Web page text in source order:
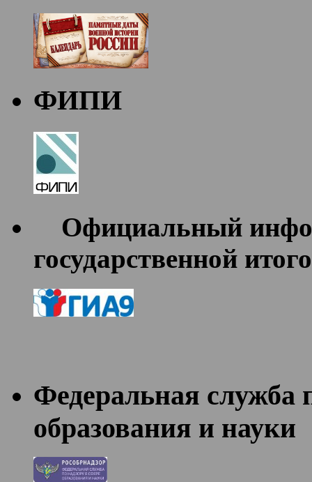
ФИПИ
Официальный
государственной
Федеральная служба
образования и науки